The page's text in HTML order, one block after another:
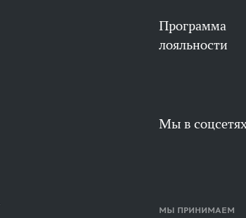
Программа
лояльности
Мы в
МЫ ПРИНИМАЕМ